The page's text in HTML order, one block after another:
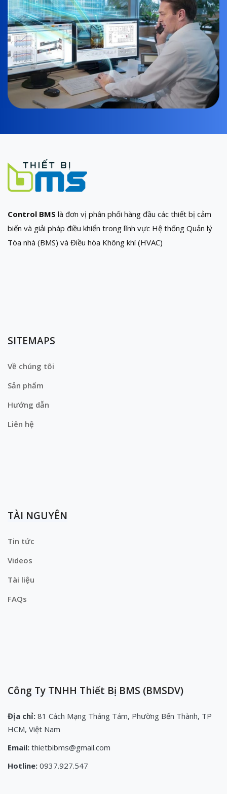
Control BMS là đơn vị phân phối hàng đầu các thiết bị cảm
biến và giải pháp điều khiển trong lĩnh vực Hệ thống Quản lý
Tòa nhà (BMS) và Điều hòa Không khí (HVAC)
SITEMAPS
Về chúng tôi
Sản phẩm
Hướng dẫn
Liên hệ
TÀI NGUYÊN
Tin tức
Videos
Tài liệu
FAQs
Công Ty TNHH Thiết Bị BMS (BMSDV)
Địa chỉ: 81 Cách Mạng Tháng Tám, Phường Bến Thành, TP
HCM, Việt Nam
Email: thietbibms@gmail.com
Hotline: 0937.927.547